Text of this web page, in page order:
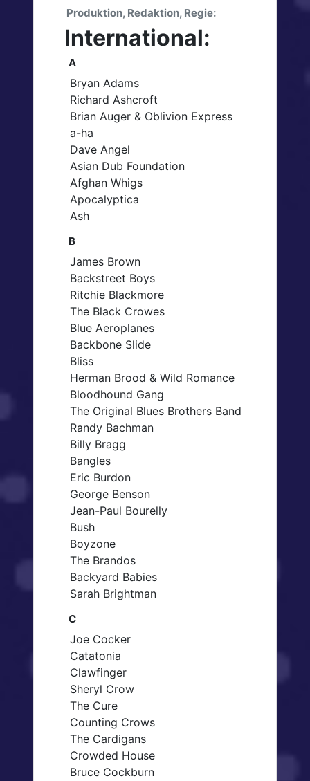
Produktion, Redaktion, Regie:
International:
A
Bryan Adams
Richard Ashcroft
Brian Auger & Oblivion Express
a-ha
Dave Angel
Asian Dub Foundation
Afghan Whigs
Apocalyptica
Ash
B
James Brown
Backstreet Boys
Ritchie Blackmore
The Black Crowes
Blue Aeroplanes
Backbone Slide
Bliss
Herman Brood & Wild Romance
Bloodhound Gang
The Original Blues Brothers Band
Randy Bachman
Billy Bragg
Bangles
Eric Burdon
George Benson
Jean-Paul Bourelly
Bush
Boyzone
The Brandos
Backyard Babies
Sarah Brightman
C
Joe Cocker
Catatonia
Clawfinger
Sheryl Crow
The Cure
Counting Crows
The Cardigans
Crowded House
Bruce Cockburn